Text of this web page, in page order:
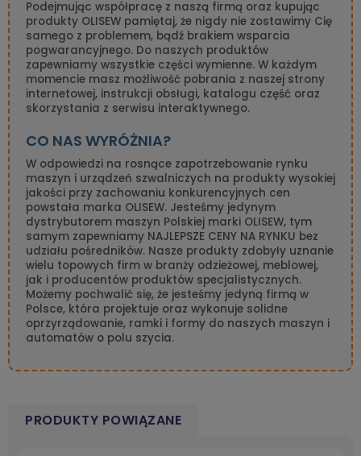
Podejmując współpracę z naszą firmą oraz kupując
produkty OLISEW pamiętaj, że nigdy nie zostawimy Cię
samego z problemem, bądź brakiem wsparcia
pogwarancyjnego. Do naszych produktów
zapewniamy wszystkie części wymienne. W każdym
momencie masz możliwość pobrania z naszej strony
internetowej, instrukcji obsługi, katalogu część oraz
skorzystania z serwisu interaktywnego.
CO NAS WYRÓŻNIA?
W odpowiedzi na rosnące zapotrzebowanie rynku
maszyn i urządzeń szwalniczych na produkty wysokiej
jakości przy zachowaniu konkurencyjnych cen
powstała marka OLISEW. Jesteśmy jedynym
dystrybutorem maszyn Polskiej marki OLISEW, tym
samym zapewniamy NAJLEPSZE CENY NA RYNKU bez
udziału pośredników. Nasze produkty zdobyły uznanie
wielu topowych firm w branży odzieżowej, meblowej,
jak i producentów produktów specjalistycznych.
Możemy pochwalić się, że jesteśmy jedyną firmą w
Polsce, która projektuje oraz wykonuje solidne
oprzyrządowanie, ramki i formy do naszych maszyn i
automatów o polu szycia.
PRODUKTY POWIĄZANE